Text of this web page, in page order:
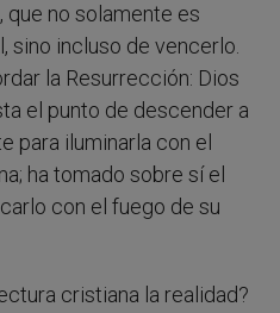
que no solamente es
sino incluso de vencerlo.
la Resurrección: Dios
el punto de descender a
para iluminarla con el
ha tomado sobre sí el
con el fuego de su
cristiana la realidad?